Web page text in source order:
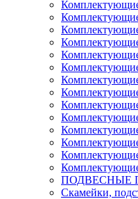
Комплектующие
ПОДВЕСНЫЕ
Скамейки,